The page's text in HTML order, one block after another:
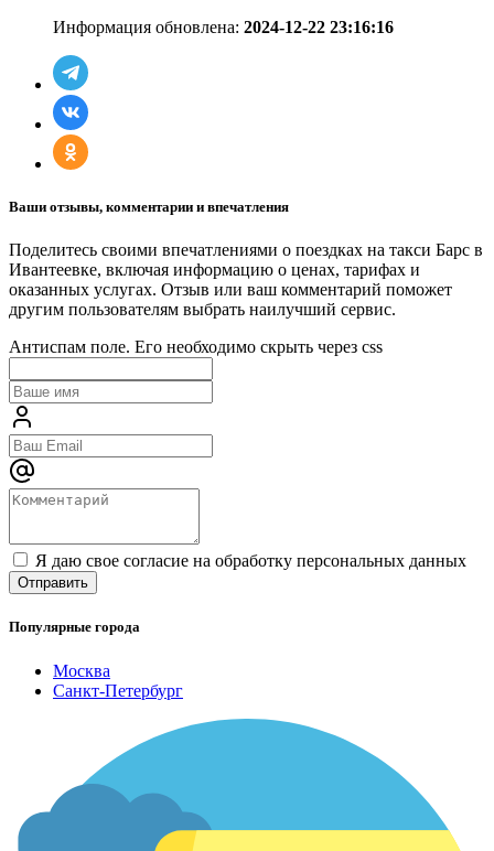
Информация обновлена: 2024-12-22 23:16:16
Ваши отзывы, комментарии и впечатления
Поделитесь своими впечатлениями о поездках на такси Барс в
Ивантеевке, включая информацию о ценах, тарифах и
оказанных услугах. Отзыв или ваш комментарий поможет
другим пользователям выбрать наилучший сервис.
Антиспам поле. Его необходимо скрыть через css
Я даю свое согласие на обработку персональных данных
Популярные города
Москва
Санкт-Петербург